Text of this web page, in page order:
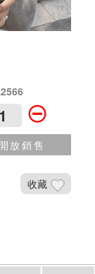
放銷售
收藏